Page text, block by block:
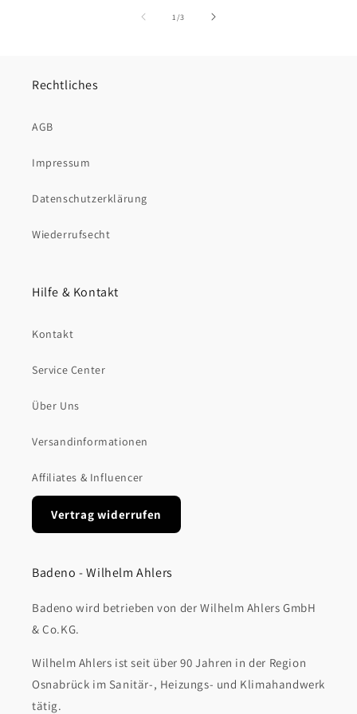
1 /von
3
Rechtliches
AGB
Impressum
Datenschutzerklärung
Wiederrufsecht
Hilfe & Kontakt
Kontakt
Service Center
Über Uns
Versandinformationen
Affiliates & Influencer
Vertrag widerrufen
Badeno - Wilhelm Ahlers
Badeno wird betrieben von der Wilhelm Ahlers GmbH
& Co.KG.
Wilhelm Ahlers ist seit über 90 Jahren in der Region
Osnabrück im Sanitär-, Heizungs- und Klimahandwerk
tätig.